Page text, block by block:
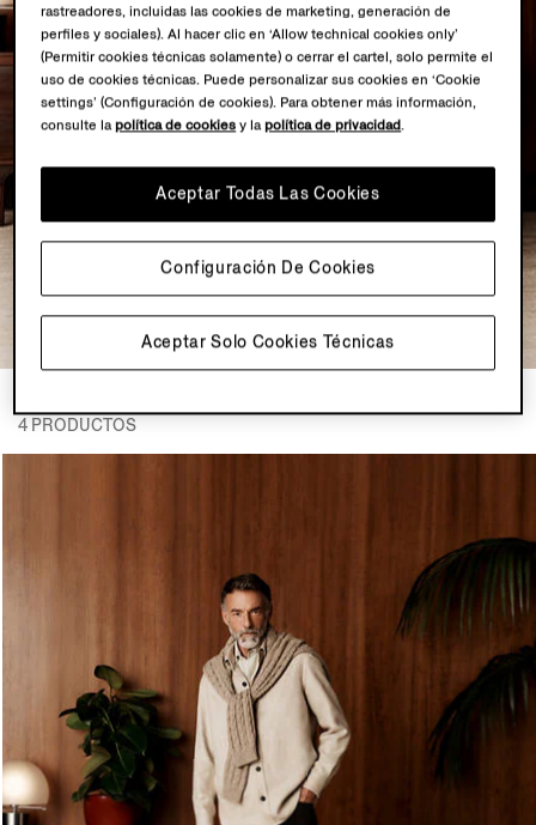
4 PRODUCTOS
rastreadores, incluidas las cookies de marketing, generación de
perfiles y sociales). Al hacer clic en ‘Allow technical cookies only’
(Permitir cookies técnicas solamente) o cerrar el cartel, solo permite el
uso de cookies técnicas. Puede personalizar sus cookies en ‘Cookie
settings’ (Configuración de cookies). Para obtener más información,
consulte lapolítica de cookies y lapolítica de privacidad.
Aceptar Solo Cookies Técnicas
Aceptar Todas Las Cookies
Configuración De Cookies